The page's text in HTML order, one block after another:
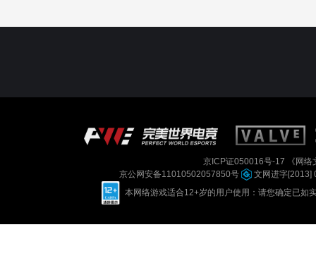
京ICP证050016号-17
《网
京公网安备11010502057850号
文网进字[2013]
本网络游戏适合12+岁的用户使用：请您确定已如